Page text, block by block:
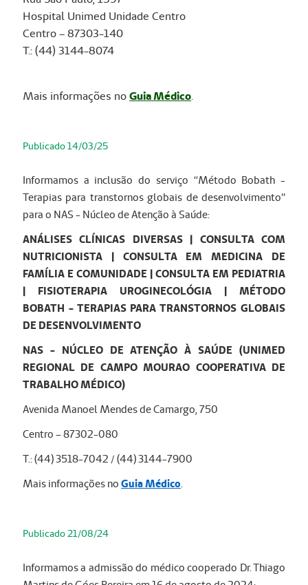
Hospital Unimed Unidade Centro
Centro – 87303-140
T.: (44) 3144-8074
Mais informações noGuia Médico.
Publicado 14/03/25
Informamos a inclusão do serviço “Método Bobath -
Terapias para transtornos globais de desenvolvimento”
para o NAS - Núcleo de Atenção à Saúde:
ANÁLISES CLÍNICAS DIVERSAS | CONSULTA COM
NUTRICIONISTA | CONSULTA EM MEDICINA DE
FAMÍLIA E COMUNIDADE | CONSULTA EM PEDIATRIA
| FISIOTERAPIA UROGINECOLÓGIA | MÉTODO
BOBATH - TERAPIAS PARA TRANSTORNOS GLOBAIS
DE DESENVOLVIMENTO
NAS - NÚCLEO DE ATENÇÃO À SAÚDE (UNIMED
REGIONAL DE CAMPO MOURAO COOPERATIVA DE
TRABALHO MÉDICO)
Avenida Manoel Mendes de Camargo, 750
Centro – 87302-080
T.: (44) 3518-7042 / (44) 3144-7900
Mais informações no Guia Médico
Publicado 21/08/24
Informamos a admissão do médico cooperado Dr. Thiago